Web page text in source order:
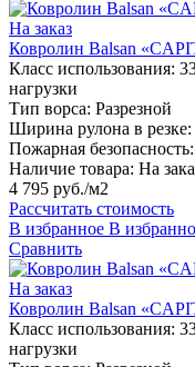
На заказ
Ковролин Balsan
Класс использования:
нагрузки
Тип ворса: Разрезной
Ширина рулона в резке:
Пожарная безопасность:
Наличие товара: На
4 795 руб./м2
Рассчитать стоимость
В избранное В
Сравнить
На заказ
Ковролин Balsan
Класс использования:
нагрузки